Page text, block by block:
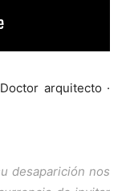
arquitecto ·
desaparición nos